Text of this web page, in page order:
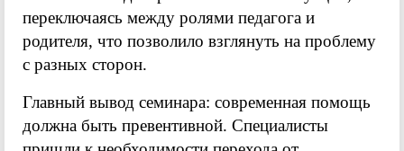
переключаясь между ролями педагога и
родителя, что позволило взглянуть на проблему
с разных сторон.
Главный вывод семинара: современная помощь
должна быть превентивной. Специалисты